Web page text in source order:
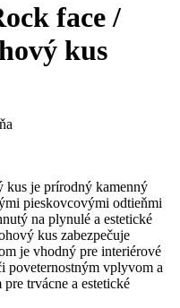
face /
kus
je prírodný kamenný
pieskovcovými odtieňmi
na plynulé a estetické
kus zabezpečuje
je vhodný pre interiérové
poveternostným vplyvom a
trvácne a estetické